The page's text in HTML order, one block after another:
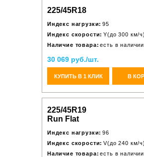
225/45R18
Индекс нагрузки: 95
Индекс скорости: Y(до 300 км/ч)
Наличие товара: есть в наличии
30 069 руб./шт.
КУПИТЬ В 1 КЛИК В
225/45R19
Run Flat
Индекс нагрузки: 96
Индекс скорости: V(до 240 км/ч)
Наличие товара: есть в наличии